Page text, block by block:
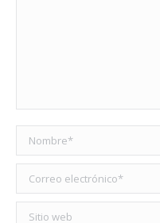
Nombre *
Correo electrónico *
Sitio web